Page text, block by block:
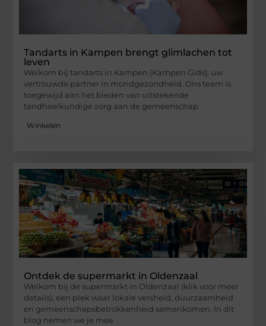
Tandarts in Kampen brengt glimlachen tot
leven
Welkom bij tandarts in Kampen (Kampen Gids), uw
vertrouwde partner in mondgezondheid. Ons team is
toegewijd aan het bieden van uitstekende
tandheelkundige zorg aan de gemeenschap
Winkelen
Ontdek de supermarkt in Oldenzaal
Welkom bij de supermarkt in Oldenzaal (klik voor meer
details), een plek waar lokale versheid, duurzaamheid
en gemeenschapsbetrokkenheid samenkomen. In dit
blog nemen we je mee